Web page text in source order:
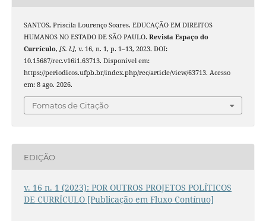
SANTOS, Priscila Lourenço Soares. EDUCAÇÃO EM DIREITOS
HUMANOS NO ESTADO DE SÃO PAULO. Revista Espaço do
Currículo, [S. l.], v. 16, n. 1, p. 1–13, 2023. DOI:
10.15687/rec.v16i1.63713. Disponível em:
https://periodicos.ufpb.br/index.php/rec/article/view/63713. Acesso
em: 8 ago. 2026.
Fomatos de Citação
EDIÇÃO
v. 16 n. 1 (2023): POR OUTROS PROJETOS POLÍTICOS
DE CURRÍCULO [Publicação em Fluxo Contínuo]